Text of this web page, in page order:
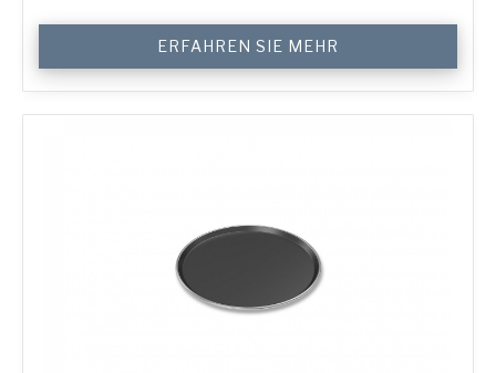
Pizza
Tray
Menge
ERFAHREN SIE MEHR